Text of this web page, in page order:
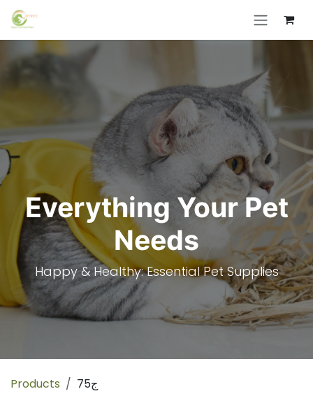
Skip to Content
Everything Your Pet
Needs
Happy & Healthy: Essential Pet Supplies
Products 75ج